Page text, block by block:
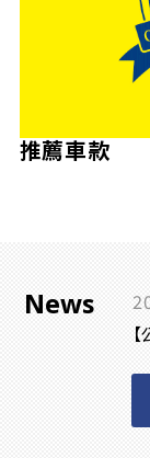
推薦車款
News